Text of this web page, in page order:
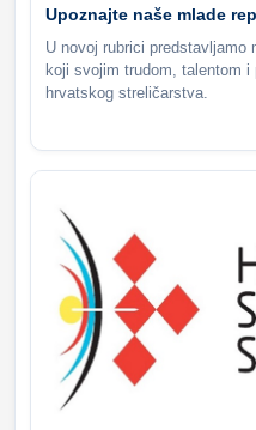
Upoznajte naše mlade
U novoj rubrici predstavljamo
koji svojim trudom, talentom i
hrvatskog streličarstva.